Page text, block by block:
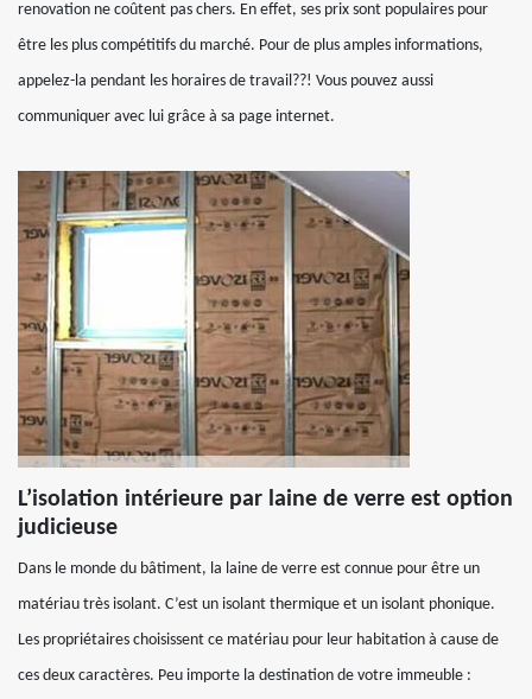
renovation ne coûtent pas chers. En effet, ses prix sont populaires pour
être les plus compétitifs du marché. Pour de plus amples informations,
appelez-la pendant les horaires de travail??! Vous pouvez aussi
communiquer avec lui grâce à sa page internet.
L’isolation intérieure par laine de verre est option
judicieuse
Dans le monde du bâtiment, la laine de verre est connue pour être un
matériau très isolant. C’est un isolant thermique et un isolant phonique.
Les propriétaires choisissent ce matériau pour leur habitation à cause de
ces deux caractères. Peu importe la destination de votre immeuble :